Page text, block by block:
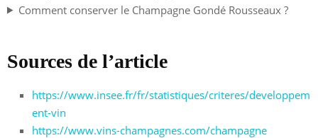
Comment conserver le Champagne Gondé Rousseaux ?
Sources de l’article
https://www.insee.fr/fr/statistiques/criteres/developpem
ent-vin
https://www.vins-champagnes.com/champagne